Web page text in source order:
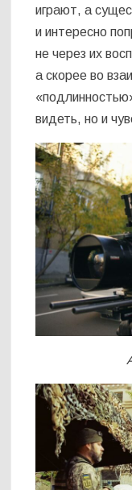
играют, а
и интересно
не через их
а скорее во
видеть, но и